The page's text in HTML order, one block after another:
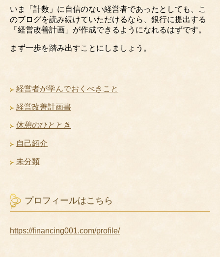
いま「計数」に自信のない経営者であったとしても、こ
のブログを読み続けていただけるなら、銀行に提出する
「経営改善計画」が作成できるようになれるはずです。
まず一歩を踏み出すことにしましょう。
経営者が学んでおくべきこと
経営改善計画書
休憩のひととき
自己紹介
未分類
プロフィールはこちら
https://financing001.com/profile/